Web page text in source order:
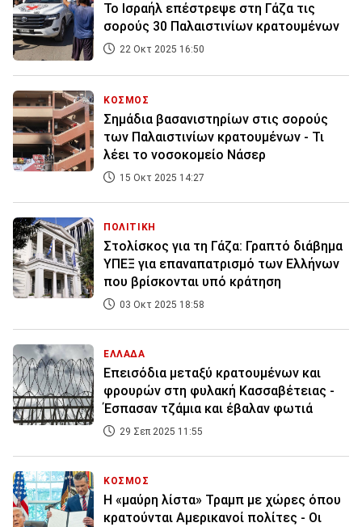
Το Ισραήλ επέστρεψε στη Γάζα τις
σορούς 30 Παλαιστινίων κρατουμένων
22 Οκτ 2025 16:50
ΚΟΣΜΟΣ
Σημάδια βασανιστηρίων στις σορούς
των Παλαιστινίων κρατουμένων - Τι
λέει το νοσοκομείο Νάσερ
15 Οκτ 2025 14:27
ΠΟΛΙΤΙΚΗ
Στολίσκος για τη Γάζα: Γραπτό διάβημα
ΥΠΕΞ για επαναπατρισμό των Ελλήνων
που βρίσκονται υπό κράτηση
03 Οκτ 2025 18:58
ΕΛΛΑΔΑ
Επεισόδια μεταξύ κρατουμένων και
φρουρών στη φυλακή Κασσαβέτειας -
Έσπασαν τζάμια και έβαλαν φωτιά
29 Σεπ 2025 11:55
ΚΟΣΜΟΣ
Η «μαύρη λίστα» Τραμπ με χώρες όπου
κρατούνται Αμερικανοί πολίτες - Οι